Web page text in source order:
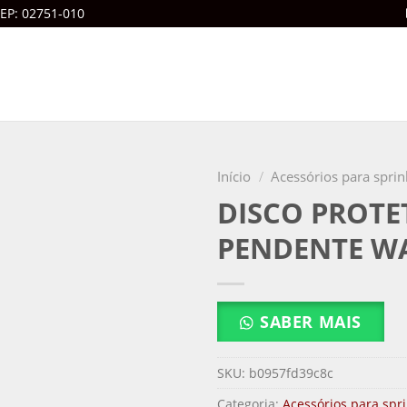
02751-010
Início / Acessórios para
DISCO
PENDENTE
SABER MAIS
SKU: b0957fd39c8c